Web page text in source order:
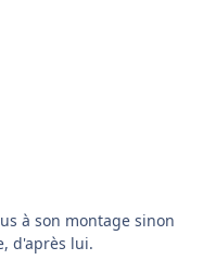
à son montage sinon
d'après lui.